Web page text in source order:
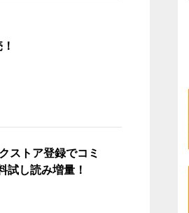
ストア登録でコミ
試し読み増量！